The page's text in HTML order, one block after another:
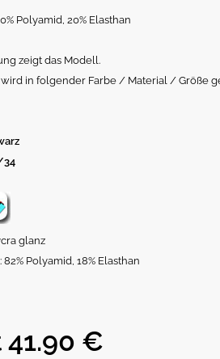
Polyamid, 20% Elasthan
zeigt das Modell.
in folgender Farbe / Material / Größe
34
glanz
Polyamid, 18% Elasthan
41.90 €